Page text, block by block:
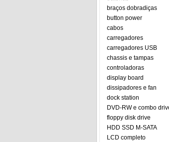
braços dobradiças
button power
cabos
carregadores
carregadores USB
chassis e tampas
controladoras
display board
dissipadores e fan
dock station
DVD-RW e combo
floppy disk drive
HDD SSD M-SATA
LCD completo